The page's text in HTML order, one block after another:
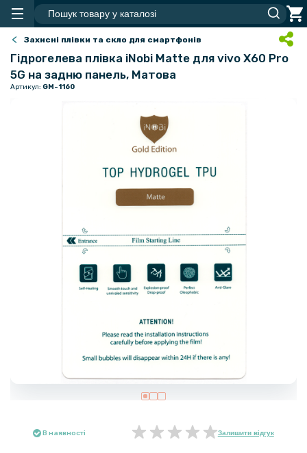
Захисні плівки та скло для смартфонів
Гідрогелева плівка iNobi Matte для vivo X60 Pro
5G на задню панель, Матова
Артикул: GM-1160
В наявності Залишити відгук